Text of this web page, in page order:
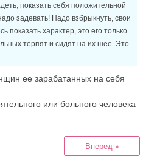
показать себя положительной
задевать! Надо взбрыкнуть, свои
показать характер, это его только
терпят и сидят на их шее. Это
ее зарабатанных на себя
или больного человека
Вперед »